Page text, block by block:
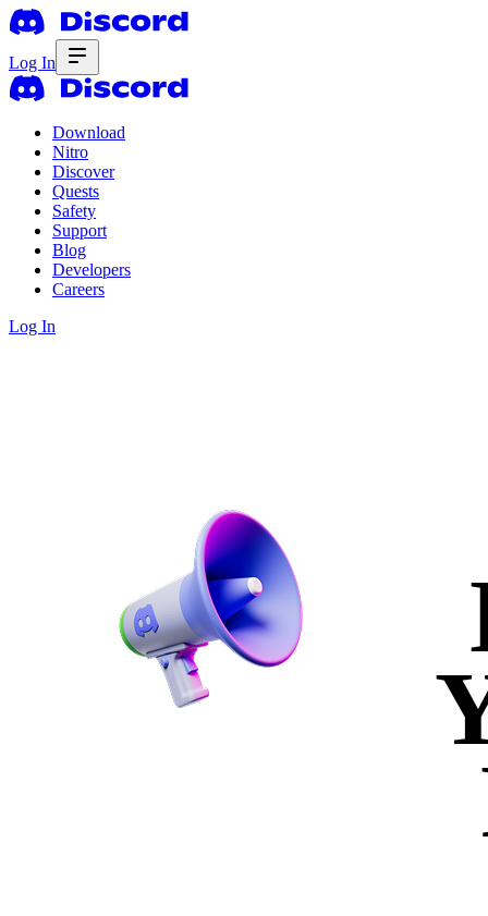
Log In
Download
Nitro
Discover
Quests
Safety
Support
Blog
Developers
Careers
Log In